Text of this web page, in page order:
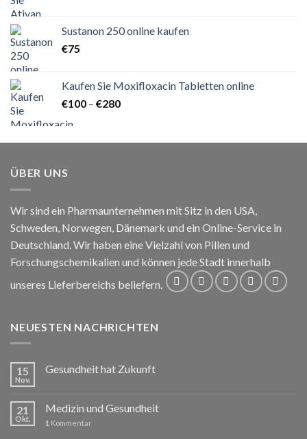
€140
Sustanon 250 online kaufen
€75
Kaufen Sie Moxifloxacin Tabletten online
€100 – €280Preisspanne:
€280
ÜBER UNS
Wir sind ein Pharmaunternehmen mit Sitz in den USA,
Schweden, Norwegen, Dänemark und ein Online-Service in
Deutschland. Wir haben eine Vielzahl von Pillen und
Forschungschemikalien und können jede Stadt innerhalb
unseres Lieferbereichs beliefern.
NEUESTEN NACHRICHTEN
15
Nov.
Gesundheit hat Zukunft
21
Okt.
Medizin und Gesundheit
1 Kommentar